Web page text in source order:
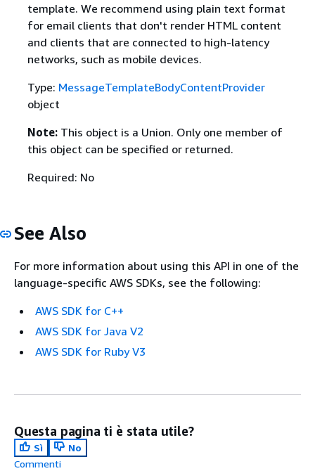
template. We recommend using plain text format
for email clients that don't render HTML content
and clients that are connected to high-latency
networks, such as mobile devices.
Type: MessageTemplateBodyContentProvider
object
Note: This object is a Union. Only one member of
this object can be specified or returned.
Required: No
See Also
For more information about using this API in one of the
language-specific AWS SDKs, see the following:
AWS SDK for C++
AWS SDK for Java V2
AWS SDK for Ruby V3
Questa pagina ti è stata utile?
Sì
No
Commenti